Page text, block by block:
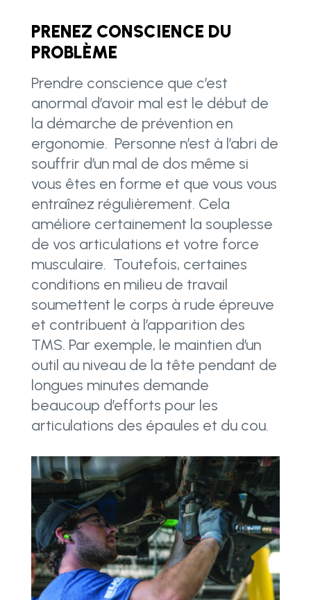
PRENEZ CONSCIENCE DU
PROBLÈME
Prendre conscience que c’est
anormal d’avoir mal est le début de
la démarche de prévention en
ergonomie. Personne n’est à l’abri de
souffrir d’un mal de dos même si
vous êtes en forme et que vous vous
entraînez régulièrement. Cela
améliore certainement la souplesse
de vos articulations et votre force
musculaire. Toutefois, certaines
conditions en milieu de travail
soumettent le corps à rude épreuve
et contribuent à l’apparition des
TMS. Par exemple, le maintien d’un
outil au niveau de la tête pendant de
longues minutes demande
beaucoup d’efforts pour les
articulations des épaules et du cou.